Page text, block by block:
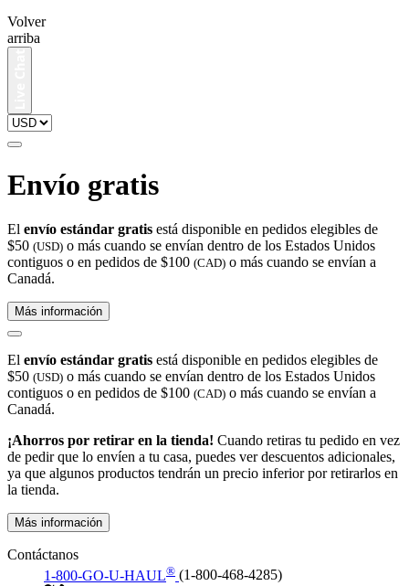
Volver
arriba
Envío gratis
El envío estándar gratis está disponible en pedidos elegibles de
$50 (USD) o más cuando se envían dentro de los Estados Unidos
contiguos o en pedidos de $100 (CAD) o más cuando se envían a
Canadá.
Más información
El envío estándar gratis está disponible en pedidos elegibles de
$50 (USD) o más cuando se envían dentro de los Estados Unidos
contiguos o en pedidos de $100 (CAD) o más cuando se envían a
Canadá.
¡Ahorros por retirar en la tienda! Cuando retiras tu pedido en vez
de pedir que lo envíen a tu casa, puedes ver descuentos adicionales,
ya que algunos productos tendrán un precio inferior por retirarlos en
la tienda.
Más información
Contáctanos
1-800-GO-U-HAUL® (1-800-468-4285)